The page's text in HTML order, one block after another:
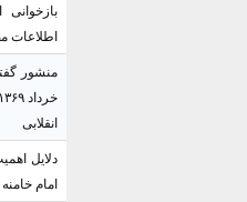
اطلاعات
انقلابی
دلایل
امام